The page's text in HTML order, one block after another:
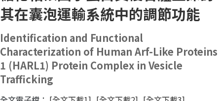
其在囊泡運輸系統中的調節功能
Identification and Functional
Characterization of Human Arf-Like Proteins
1 (HARL1) Protein Complex in Vesicle
Trafficking